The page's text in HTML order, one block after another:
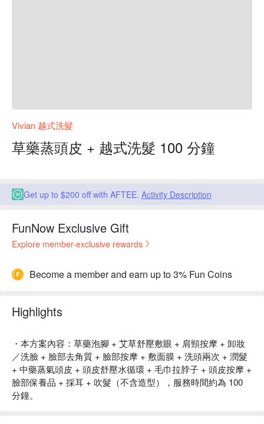
Vivian 越式洗髮
草藥蒸頭皮 + 越式洗髮 100 分鐘
Get up to $200 off with AFTEE. Activity Description
FunNow Exclusive Gift
Explore member-exclusive rewards
Become a member and earn up to 3% Fun Coins
Highlights
・本方案內容：草藥泡腳 + 艾草舒壓敷眼 + 肩頸按摩 + 卸妝
／洗臉 + 臉部去角質 + 臉部按摩 + 敷面膜 + 洗頭兩次 + 潤髮
+ 中藥蒸氣頭皮 + 頭皮舒壓水循環 + 毛巾拉脖子 + 頭皮按摩 +
臉部保養品 + 採耳 + 吹髮（不含造型），服務時間約為 100
分鐘。